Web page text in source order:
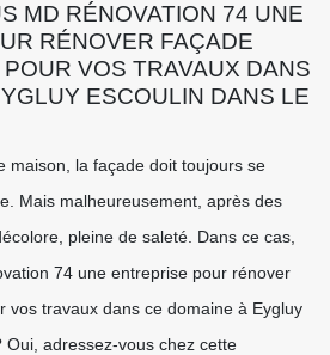
MD RÉNOVATION 74 UNE
RÉNOVER FAÇADE
VOS TRAVAUX DANS
ESCOULIN DANS LE
maison, la façade doit toujours se
Mais malheureusement, après des
pleine de saleté. Dans ce cas,
74 une entreprise pour rénover
vos travaux dans ce domaine à Eygluy
Oui, adressez-vous chez cette